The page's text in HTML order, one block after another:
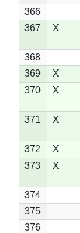
366
367
X
368
369
X
370
X
371 X
372 X
373
X
374
375
376